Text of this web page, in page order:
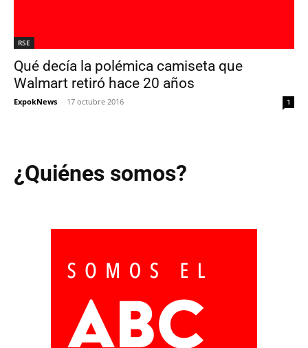
RSE
Qué decía la polémica camiseta que
Walmart retiró hace 20 años
ExpokNews - 17 octubre 2016 1
¿Quiénes somos?